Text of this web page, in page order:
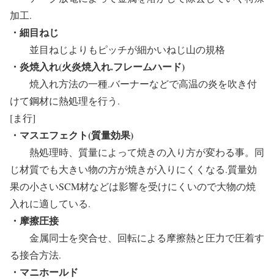
加工.
・細目ねじ
並目ねじよりもピッチが細かいねじ山の規格
・炎焼入れ(火炎焼入れ.フレームハード)
焼入れ方法の一種.バーナーなどで高温の炎を吹き付
けて鋼材に熱処理を行う.
[ま行]
・マスエフェクト(質量効果)
熱処理時、質量によって焼きの入り方が変わる事。同
じ材質でも大きい物の方が焼きが入りにくくなる.質量効
果の小さいSCM材などは影響を受けにくいので大物の焼
入れに適している.
・摩擦圧接
金属同士を突合せ、回転による摩擦熱と圧力で圧着す
る接合方法.
・マニホールド